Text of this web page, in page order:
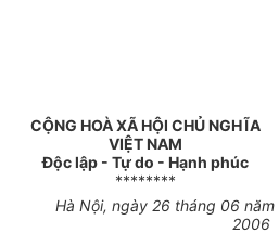
CỘNG HOÀ XÃ HỘI CHỦ NGHĨA
VIỆT NAM
Độc lập - Tự do - Hạnh phúc
********
Hà Nội, ngày 26 tháng 06 năm
2006